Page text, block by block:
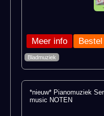
Meer info
Bladmuziek
*nieuw* Pianomuziek
music NOTEN